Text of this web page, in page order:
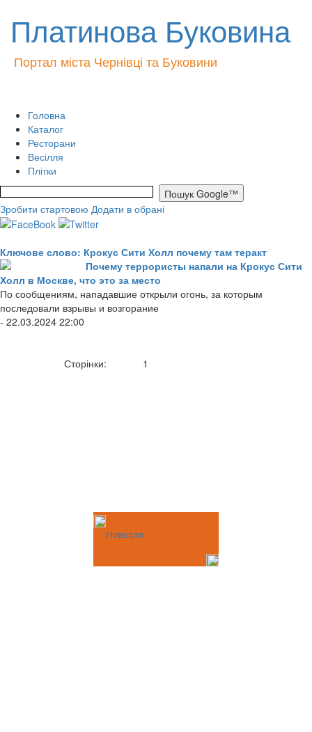
Платинова Буковина
Портал міста Чернівці та Буковини
Головна
Каталог
Ресторани
Весілля
Плітки
Зробити стартовою Додати в обрані
Ключове слово: Крокус Сити Холл почему там теракт
Почему террористы напали на Крокус Сити
Холл в Москве, что это за место
По сообщениям, нападавшие открыли огонь, за которым
последовали взрывы и возгорание
- 22.03.2024 22:00
Сторінки: 1
Новости